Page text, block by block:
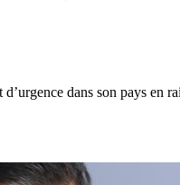
dans son pays